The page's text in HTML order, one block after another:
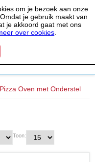
om je bezoek aan onze
je gebruik maakt van
je akkoord gaat met ons
over cookies
Pizza Oven met Onderstel
Toon: